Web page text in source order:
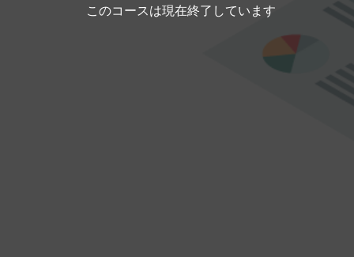
このコースは現在終了しています